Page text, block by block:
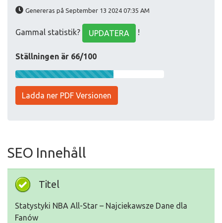
Genereras på September 13 2024 07:35 AM
Gammal statistik? UPDATERA !
Ställningen är 66/100
Ladda ner PDF Versionen
SEO Innehåll
Titel
Statystyki NBA All-Star – Najciekawsze Dane dla
Fanów